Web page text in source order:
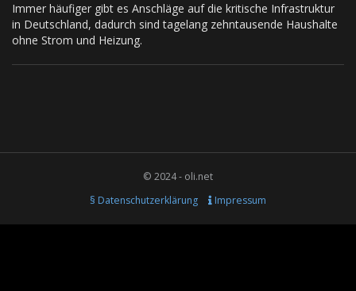
Immer häufiger gibt es Anschläge auf die kritische Infrastruktur
in Deutschland, dadurch sind tagelang zehntausende Haushalte
ohne Strom und Heizung.
© 2024 - oli.net
§ Datenschutzerklärung
Impressum